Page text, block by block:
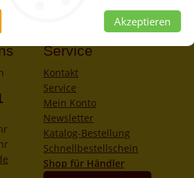
Akzeptieren
Service
Kontakt
Service
Mein Konto
Newsletter
Katalog-Bestellung
Schnellbestellschein
Shop für Händler